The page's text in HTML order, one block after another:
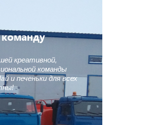
креативной,
команды
и печеньки для всех